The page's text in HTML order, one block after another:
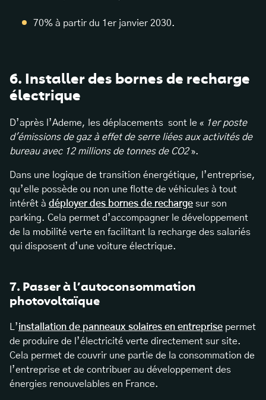
70% à partir du 1er janvier 2030.
6. Installer des bornes de recharge
électrique
D’après l’Ademe, les déplacements sont le « 1er poste
d'émissions de gaz à effet de serre liées aux activités de
bureau avec 12 millions de tonnes de CO2».
Dans une logique de transition énergétique, l’entreprise,
qu’elle possède ou non une flotte de véhicules à tout
intérêt à déployer des bornes de recharge sur son
parking. Cela permet d’accompagner le développement
de la mobilité verte en facilitant la recharge des salariés
qui disposent d’une voiture électrique.
7. Passer à l’autoconsommation
photovoltaïque
L’installation de panneaux solaires en entreprise permet
de produire de l’électricité verte directement sur site.
Cela permet de couvrir une partie de la consommation de
l’entreprise et de contribuer au développement des
énergies renouvelables en France.